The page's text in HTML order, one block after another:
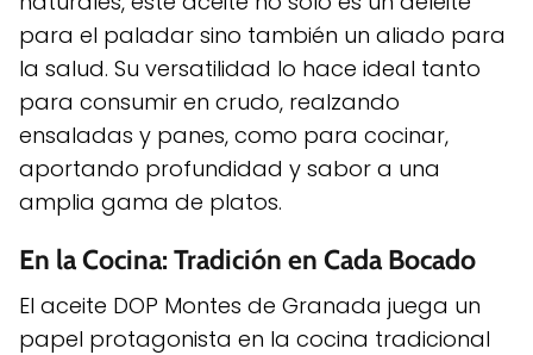
para el paladar sino también un aliado para
la salud. Su versatilidad lo hace ideal tanto
para consumir en crudo, realzando
ensaladas y panes, como para cocinar,
aportando profundidad y sabor a una
amplia gama de platos.
En la Cocina: Tradición en Cada Bocado
El aceite DOP Montes de Granada juega un
papel protagonista en la cocina tradicional